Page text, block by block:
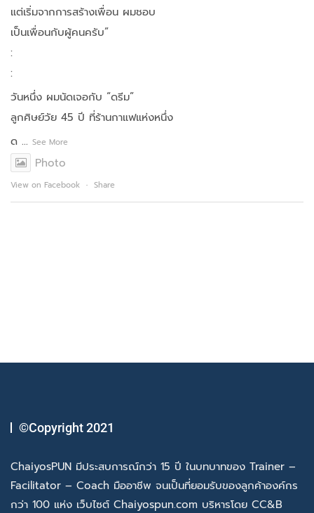
แต่เริ่มจากการสร้างเพื่อน ผมชอบ
เป็นเพื่อนกับผู้คนครับ”
:
:
วันหนึ่ง ผมนัดเจอกับ “ดรีม”
ลูกศิษย์วัย 45 ปี ที่ร้านกาแฟแห่งหนึ่ง
ด ... See More
Photo
View on Facebook · Share
©Copyright 2021
ChaiyosPUN มีประสบการณ์กว่า 15 ปี ในบทบาทของ Trainer –
Facilitator – Coach มืออาชีพ จนเป็นที่ยอมรับของลูกค้าองค์กร
กว่า 100 แห่ง เว็บไซต์ Chaiyospun.com บริหารโดย CC&B